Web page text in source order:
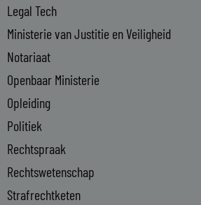
Legal Tech
Ministerie van Justitie en Veiligheid
Notariaat
Openbaar Ministerie
Opleiding
Politiek
Rechtspraak
Rechtswetenschap
Strafrechtketen